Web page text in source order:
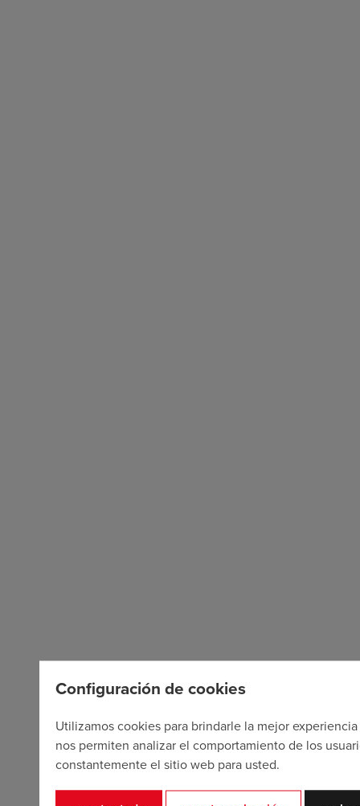
Configuración de cookies
Utilizamos cookies para brindarle la mejor
nos permiten analizar el comportamiento de los
constantemente el sitio web para usted.